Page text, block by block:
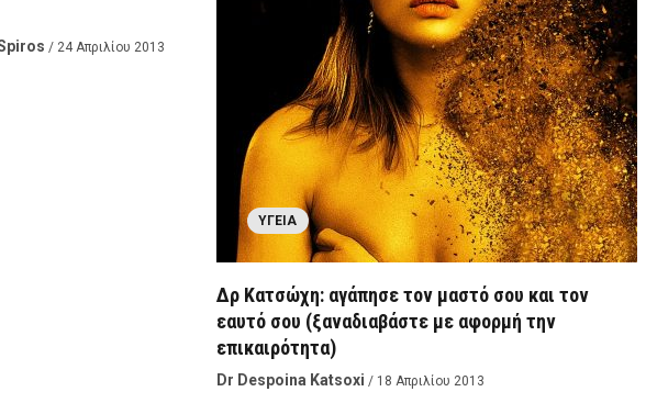
/ 24 Απριλίου 2013
ΥΓΕΊΑ
Δρ Κατσώχη: αγάπησε τον μαστό σου και τον
εαυτό σου (ξαναδιαβάστε με αφορμή την
επικαιρότητα)
Dr Despoina Katsoxi / 18 Απριλίου 2013